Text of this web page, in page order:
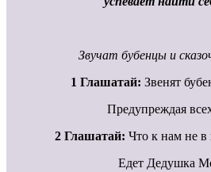
Звучат бубенцы и
1 Глашатай: Звенят
Предупреждая
2 Глашатай: Что к нам не в
Едет Дедушка